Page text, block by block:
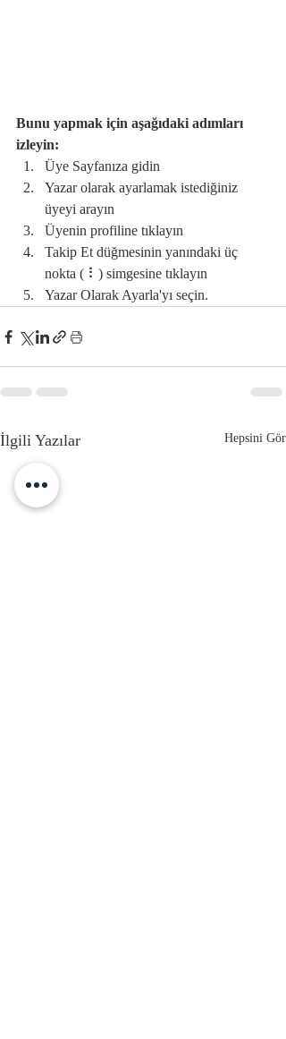
Bunu yapmak için aşağıdaki adımları
izleyin:
Üye Sayfanıza gidin
Yazar olarak ayarlamak istediğiniz
üyeyi arayın
Üyenin profiline tıklayın
Takip Et düğmesinin yanındaki üç
nokta ( ⠇) simgesine tıklayın
Yazar Olarak Ayarla'yı seçin.
İlgili Yazılar Hepsini Gör